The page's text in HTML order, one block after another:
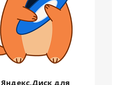
Яндекс.Диск для